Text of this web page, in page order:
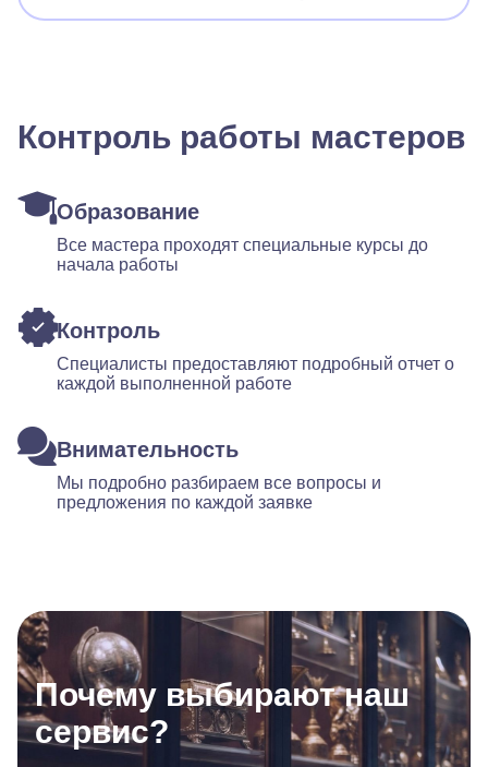
Контроль работы мастеров
Образование
Все мастера проходят специальные курсы до
начала работы
Контроль
Специалисты предоставляют подробный отчет о
каждой выполненной работе
Внимательность
Мы подробно разбираем все вопросы и
предложения по каждой заявке
Почему выбирают наш
сервис?